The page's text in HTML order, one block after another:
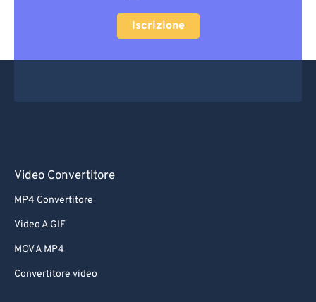
Iscrizione
Video Convertitore
MP4 Convertitore
Video A GIF
MOV A MP4
Convertitore video